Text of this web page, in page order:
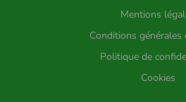
Mentions
Conditions générales
Politique de
Cookies